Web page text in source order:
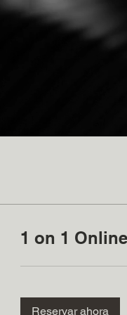
1 on 1 Online
Reservar ahora